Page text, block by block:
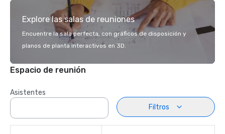
Explore las salas de reuniones
Encuentre la sala perfecta, con gráficos de disposición y
planos de planta interactivos en 3D.
Espacio de reunión
Asistentes
Filtros